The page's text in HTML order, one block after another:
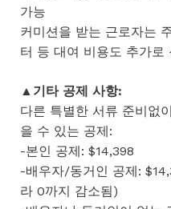
가능
커미션을 받는 근로자는
터 등 대여 비용도 추가로
▲기타 공제 사항:
다른 특별한 서류 준비없
을 수 있는 공제:
-본인 공제: $14,398
-배우자/동거인 공제:
라 0까지 감소됨)